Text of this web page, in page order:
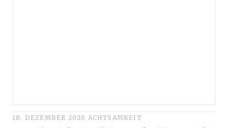
18. DEZEMBER 2020 ACHTSAMKEIT